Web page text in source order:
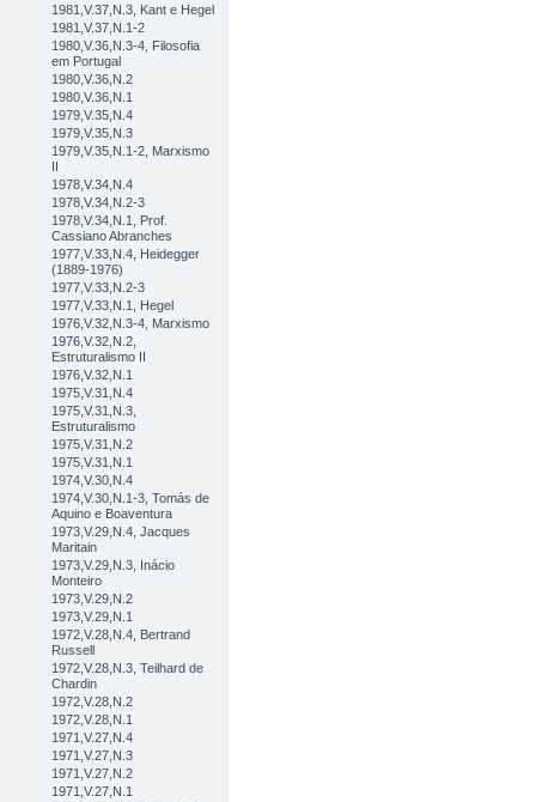
1981,V.37,N.3, Kant e Hegel
1981,V.37,N.1-2
1980,V.36,N.3-4, Filosofia
em Portugal
1980,V.36,N.2
1980,V.36,N.1
1979,V.35,N.4
1979,V.35,N.3
1979,V.35,N.1-2, Marxismo
II
1978,V.34,N.4
1978,V.34,N.2-3
1978,V.34,N.1, Prof.
Cassiano Abranches
1977,V.33,N.4, Heidegger
(1889-1976)
1977,V.33,N.2-3
1977,V.33,N.1, Hegel
1976,V.32,N.3-4, Marxismo
1976,V.32,N.2,
Estruturalismo II
1976,V.32,N.1
1975,V.31,N.4
1975,V.31,N.3,
Estruturalismo
1975,V.31,N.2
1975,V.31,N.1
1974,V.30,N.4
1974,V.30,N.1-3, Tomás de
Aquino e Boaventura
1973,V.29,N.4, Jacques
Maritain
1973,V.29,N.3, Inácio
Monteiro
1973,V.29,N.2
1973,V.29,N.1
1972,V.28,N.4, Bertrand
Russell
1972,V.28,N.3, Teilhard de
Chardin
1972,V.28,N.2
1972,V.28,N.1
1971,V.27,N.4
1971,V.27,N.3
1971,V.27,N.2
1971,V.27,N.1